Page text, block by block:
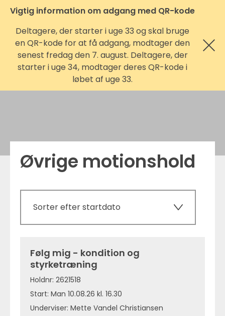
Vigtig information om adgang med QR-kode
Deltagere, der starter i uge 33 og skal bruge
en QR-kode for at få adgang, modtager den
senest fredag den 7. august. Deltagere, der
starter i uge 34, modtager deres QR-kode i
løbet af uge 33.
Øvrige motionshold
Sorter efter startdato
Følg mig - kondition og
styrketræning
Holdnr: 2621518
Start: Man 10.08.26 kl. 16.30
Underviser: Mette Vandel Christiansen